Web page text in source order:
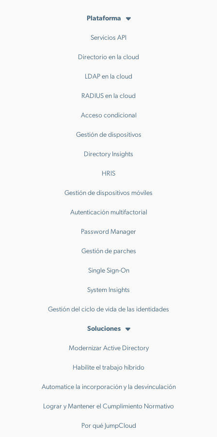
Plataforma
Servicios API
Directorio en la cloud
LDAP en la cloud
RADIUS en la cloud
Acceso condicional
Gestión de dispositivos
Directory Insights
HRIS
Gestión de dispositivos móviles
Autenticación multifactorial
Password Manager
Gestión de parches
Single Sign-On
System Insights
Gestión del ciclo de vida de las identidades
Soluciones
Modernizar Active Directory
Habilite el trabajo híbrido
Automatice la incorporación y la desvinculación
Lograr y Mantener el Cumplimiento Normativo
Por qué JumpCloud